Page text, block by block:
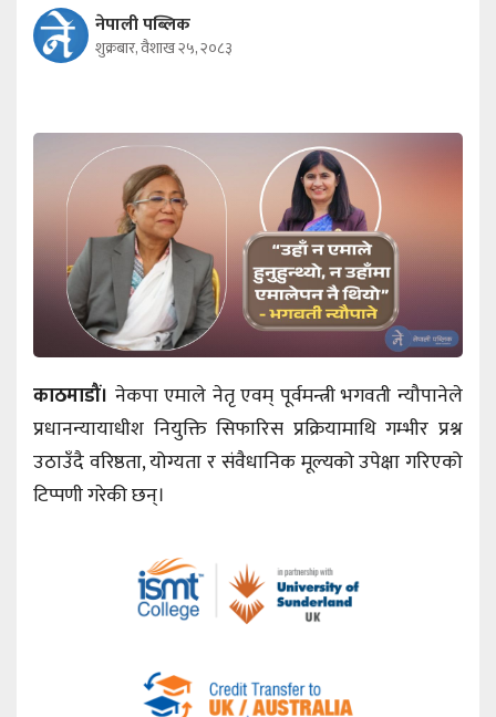
नेपाली पब्लिक
शुक्रबार, वैशाख २५, २०८३
काठमाडौं। नेकपा एमाले नेतृ एवम् पूर्वमन्त्री भगवती न्यौपानेले
प्रधानन्यायाधीश नियुक्ति सिफारिस प्रक्रियामाथि गम्भीर प्रश्न
उठाउँदै वरिष्ठता, योग्यता र संवैधानिक मूल्यको उपेक्षा गरिएको
टिप्पणी गरेकी छन्।